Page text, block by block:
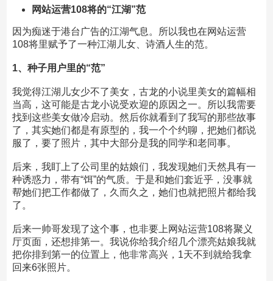
网站运营108将的“江湖”范
因为痴迷于港台广告的江湖气息。所以我也在网站运营
108将里赋予了一种江湖儿女、诗酒人生的范。
1、种子用户里的“范”
我觉得江湖儿女少不了美女，古龙的小说里美女的篇幅相
当高，这可能是古龙小说受欢迎的原因之一。所以我需要
找到这些美女做冷启动。然后你就看到了我写的那些故事
了，其实她们都是有原型的，我一个个约聊，把她们都说
服了，要了照片，其中大部分是我的同学和老同事。
后来，我盯上了公司里的姑娘们，我发现她们天然具有一
种诱惑力，带有“饵”的气质。于是和她们套近乎，没事就
帮她们把工作都做了，久而久之，她们也就把照片都给我
了。
后来一帅哥发现了这个事，也非要上网站运营108将聚义
厅页面，还想排第一。我说你给我介绍几个漂亮姑娘我就
把你排到第一的位置上，他非常高兴，1天不到就给我拿
回来6张照片。